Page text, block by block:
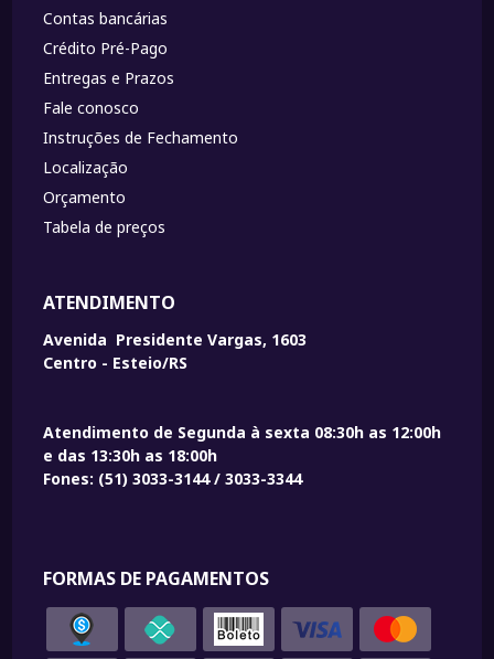
Contas bancárias
Crédito Pré-Pago
Entregas e Prazos
Fale conosco
Instruções de Fechamento
Localização
Orçamento
Tabela de preços
ATENDIMENTO
Avenida Presidente Vargas, 1603
Centro - Esteio/RS
Atendimento de Segunda à sexta 08:30h as 12:00h
e das 13:30h as 18:00h
Fones: (51) 3033-3144 / 3033-3344
FORMAS DE PAGAMENTOS